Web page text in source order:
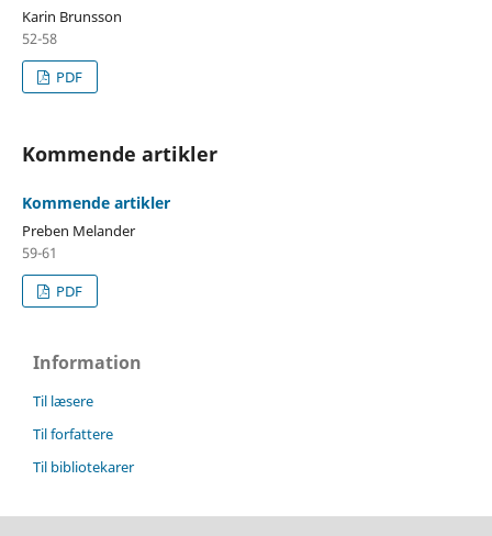
Karin Brunsson
52-58
PDF
Kommende artikler
Kommende artikler
Preben Melander
59-61
PDF
Information
Til læsere
Til forfattere
Til bibliotekarer